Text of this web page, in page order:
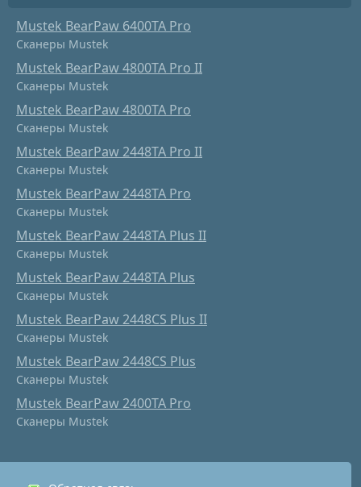
Mustek BearPaw 6400TA Pro
Сканеры Mustek
Mustek BearPaw 4800TA Pro II
Сканеры Mustek
Mustek BearPaw 4800TA Pro
Сканеры Mustek
Mustek BearPaw 2448TA Pro II
Сканеры Mustek
Mustek BearPaw 2448TA Pro
Сканеры Mustek
Mustek BearPaw 2448TA Plus II
Сканеры Mustek
Mustek BearPaw 2448TA Plus
Сканеры Mustek
Mustek BearPaw 2448CS Plus II
Сканеры Mustek
Mustek BearPaw 2448CS Plus
Сканеры Mustek
Mustek BearPaw 2400TA Pro
Сканеры Mustek